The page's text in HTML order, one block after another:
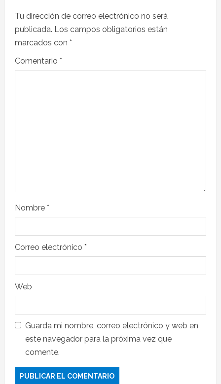
Tu dirección de correo electrónico no será
publicada. Los campos obligatorios están
marcados con *
Comentario *
Nombre *
Correo electrónico *
Web
Guarda mi nombre, correo electrónico y web en
este navegador para la próxima vez que
comente.